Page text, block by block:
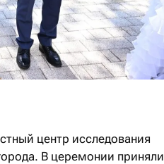
центр исследования
В церемонии приняли